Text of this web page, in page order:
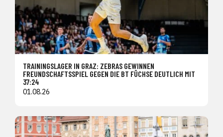
TRAININGSLAGER IN GRAZ: ZEBRAS GEWINNEN
FREUNDSCHAFTSSPIEL GEGEN DIE BT FÜCHSE DEUTLICH MIT
37:24
01.08.26